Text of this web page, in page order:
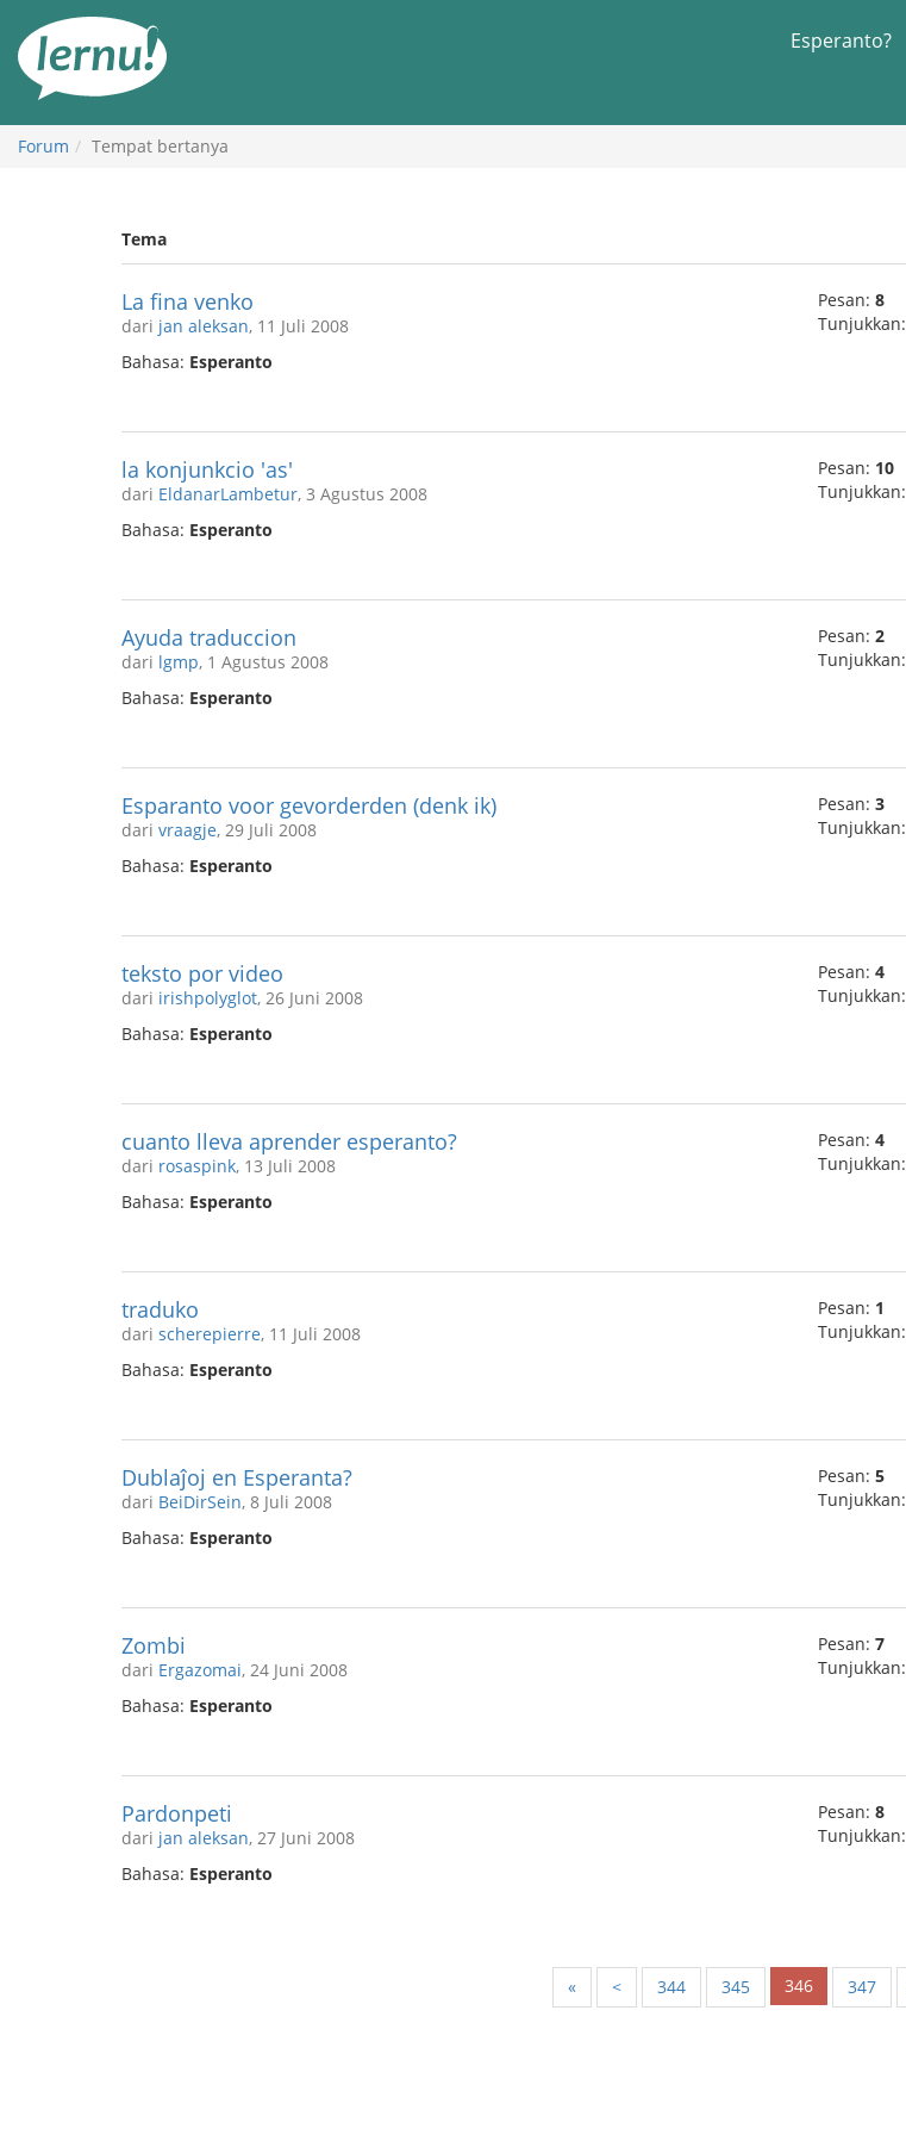
daftar
Esperanto?
Forum Tempat bertanya
Tema
La fina venko
dari jan aleksan, 11 Juli 2008
Bahasa: Esperanto
Pesan: 8
Tunjukkan:
la konjunkcio 'as'
dari EldanarLambetur, 3 Agustus 2008
Bahasa: Esperanto
Pesan: 10
Tunjukkan:
Ayuda traduccion
dari lgmp, 1 Agustus 2008
Bahasa: Esperanto
Pesan: 2
Tunjukkan:
Esparanto voor gevorderden (denk ik)
dari vraagje, 29 Juli 2008
Bahasa: Esperanto
Pesan: 3
Tunjukkan:
teksto por video
dari irishpolyglot, 26 Juni 2008
Bahasa: Esperanto
Pesan: 4
Tunjukkan:
cuanto lleva aprender esperanto?
dari rosaspink, 13 Juli 2008
Bahasa: Esperanto
Pesan: 4
Tunjukkan:
traduko
dari scherepierre, 11 Juli 2008
Bahasa: Esperanto
Pesan: 1
Tunjukkan:
Dublaĵoj en Esperanta?
dari BeiDirSein, 8 Juli 2008
Bahasa: Esperanto
Pesan: 5
Tunjukkan:
Zombi
dari Ergazomai, 24 Juni 2008
Bahasa: Esperanto
Pesan: 7
Tunjukkan:
Pardonpeti
dari jan aleksan, 27 Juni 2008
Bahasa: Esperanto
Pesan: 8
Tunjukkan:
« < 344 345 346 347